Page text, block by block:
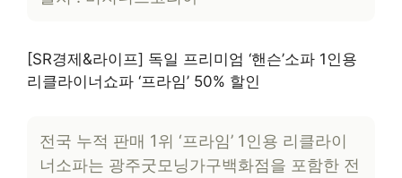
[SR경제&라이프] 독일 프리미엄 ‘핸슨’소파 1인용
리클라이너쇼파 ‘프라임’ 50% 할인
전국 누적 판매 1위 ‘프라임’ 1인용 리클라이
너소파는 광주굿모닝가구백화점을 포함한 전